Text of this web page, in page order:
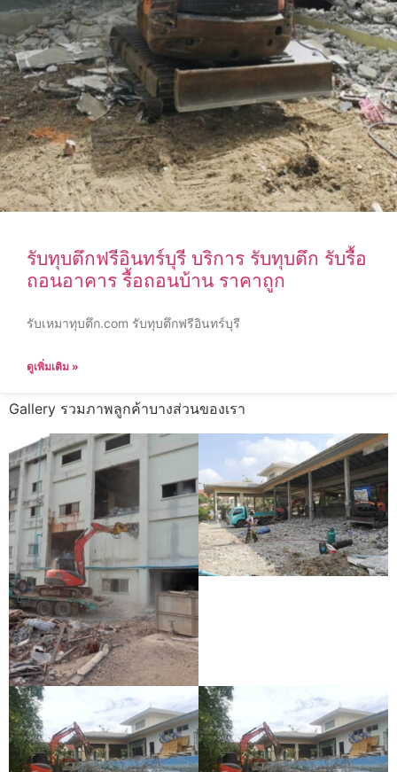
รับทุบตึกฟรีอินทร์บุรี บริการ รับทุบตึก รับรื้อ
ถอนอาคาร รื้อถอนบ้าน ราคาถูก
รับเหมาทุบตึก.com รับทุบตึกฟรีอินทร์บุรี
ดูเพิ่มเติม »
Gallery รวมภาพลูกค้าบางส่วนของเรา